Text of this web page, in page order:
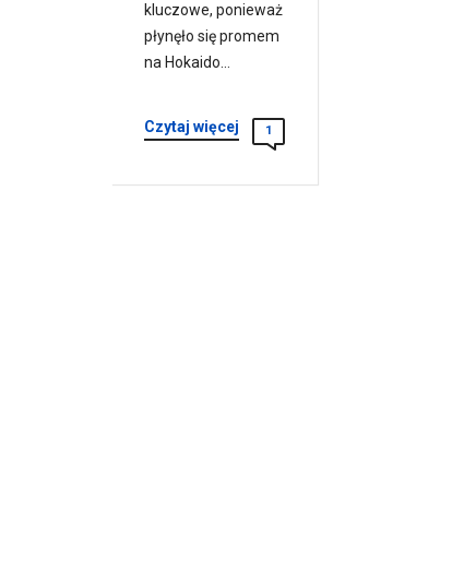
kluczowe, ponieważ
płynęło się promem
na Hokaido…
Czytaj więcej 1